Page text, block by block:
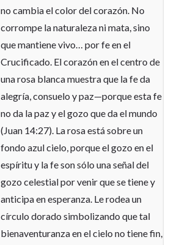
no cambia el color del corazón. No
corrompe la naturaleza ni mata, sino
que mantiene vivo… por fe en el
Crucificado. El corazón en el centro de
una rosa blanca muestra que la fe da
alegría, consuelo y paz—porque esta fe
no da la paz y el gozo que da el mundo
(Juan 14:27). La rosa está sobre un
fondo azul cielo, porque el gozo en el
espíritu y la fe son sólo una señal del
gozo celestial por venir que se tiene y
anticipa en esperanza. Le rodea un
círculo dorado simbolizando que tal
bienaventuranza en el cielo no tiene fin,